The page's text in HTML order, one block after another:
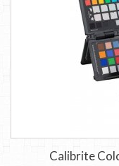
Calibrite